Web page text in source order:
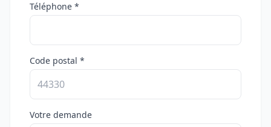
Téléphone *
Code postal *
Votre demande